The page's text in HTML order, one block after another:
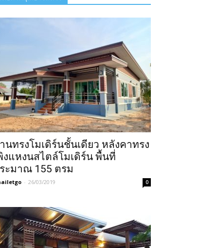
นทรงโมเดิร์นชั้นเดียว หลังคาทรง
งแหงนสไตล์โมเดิร์น พื้นที่
ะมาณ 155 ตรม
- 26/03/2019 0